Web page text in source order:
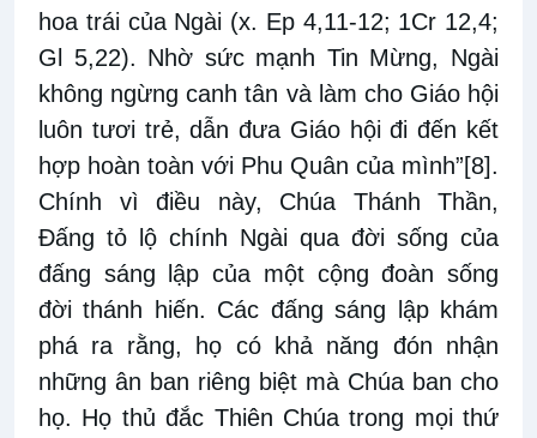
hoa trái của Ngài (x. Ep 4,11-12; 1Cr 12,4;
Gl 5,22). Nhờ sức mạnh Tin Mừng, Ngài
không ngừng canh tân và làm cho Giáo hội
luôn tươi trẻ, dẫn đưa Giáo hội đi đến kết
hợp hoàn toàn với Phu Quân của mình”[8].
Chính vì điều này, Chúa Thánh Thần,
Đấng tỏ lộ chính Ngài qua đời sống của
đấng sáng lập của một cộng đoàn sống
đời thánh hiến. Các đấng sáng lập khám
phá ra rằng, họ có khả năng đón nhận
những ân ban riêng biệt mà Chúa ban cho
họ. Họ thủ đắc Thiên Chúa trong mọi thứ